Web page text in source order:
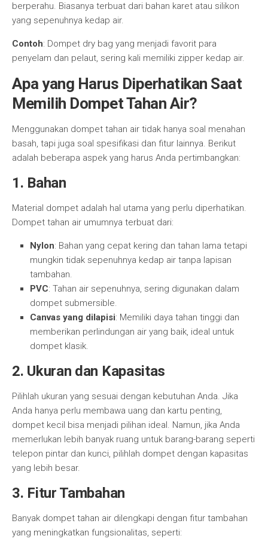
berperahu. Biasanya terbuat dari bahan karet atau silikon
yang sepenuhnya kedap air.
Contoh: Dompet dry bag yang menjadi favorit para
penyelam dan pelaut, sering kali memiliki zipper kedap air.
Apa yang Harus Diperhatikan Saat
Memilih Dompet Tahan Air?
Menggunakan dompet tahan air tidak hanya soal menahan
basah, tapi juga soal spesifikasi dan fitur lainnya. Berikut
adalah beberapa aspek yang harus Anda pertimbangkan:
1. Bahan
Material dompet adalah hal utama yang perlu diperhatikan.
Dompet tahan air umumnya terbuat dari:
Nylon: Bahan yang cepat kering dan tahan lama tetapi
mungkin tidak sepenuhnya kedap air tanpa lapisan
tambahan.
PVC: Tahan air sepenuhnya, sering digunakan dalam
dompet submersible.
Canvas yang dilapisi: Memiliki daya tahan tinggi dan
memberikan perlindungan air yang baik, ideal untuk
dompet klasik.
2. Ukuran dan Kapasitas
Pilihlah ukuran yang sesuai dengan kebutuhan Anda. Jika
Anda hanya perlu membawa uang dan kartu penting,
dompet kecil bisa menjadi pilihan ideal. Namun, jika Anda
memerlukan lebih banyak ruang untuk barang-barang seperti
telepon pintar dan kunci, pilihlah dompet dengan kapasitas
yang lebih besar.
3. Fitur Tambahan
Banyak dompet tahan air dilengkapi dengan fitur tambahan
yang meningkatkan fungsionalitas, seperti: